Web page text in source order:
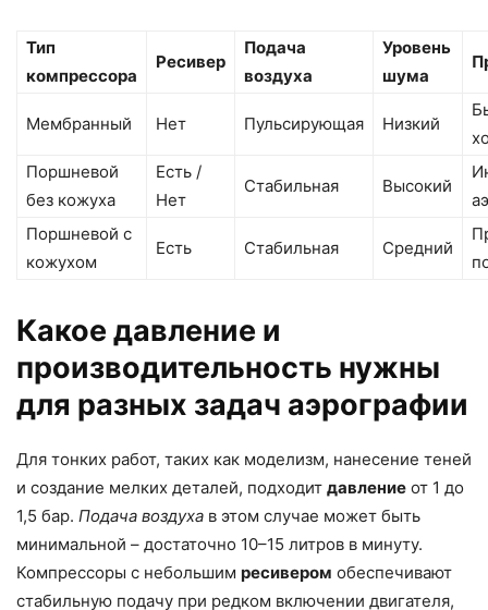
Тип
компрессора
Ресивер
Подача
воздуха
Уровень
шума
Мембранный Нет Пульсирующая Низкий
Поршневой
без кожуха
Есть /
Нет
Стабильная Высокий
Поршневой с
кожухом
Есть Стабильная Средний
Какое давление и
производительность нужны
для разных задач аэрографии
Для тонких работ, таких как моделизм, нанесение теней
и создание мелких деталей, подходит давление от 1 до
1,5 бар. Подача воздуха в этом случае может быть
минимальной – достаточно 10–15 литров в минуту.
Компрессоры с небольшим ресивером обеспечивают
стабильную подачу при редком включении двигателя,